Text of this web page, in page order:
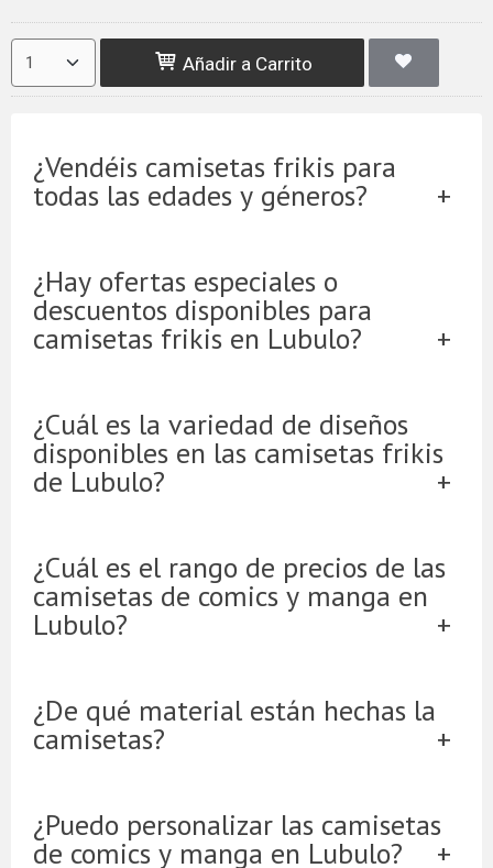
Añadir a Carrito
¿Vendéis camisetas frikis para
todas las edades y géneros?
¿Hay ofertas especiales o
descuentos disponibles para
camisetas frikis en Lubulo?
¿Cuál es la variedad de diseños
disponibles en las camisetas frikis
de Lubulo?
¿Cuál es el rango de precios de las
camisetas de comics y manga en
Lubulo?
¿De qué material están hechas la
camisetas?
¿Puedo personalizar las camisetas
de comics y manga en Lubulo?